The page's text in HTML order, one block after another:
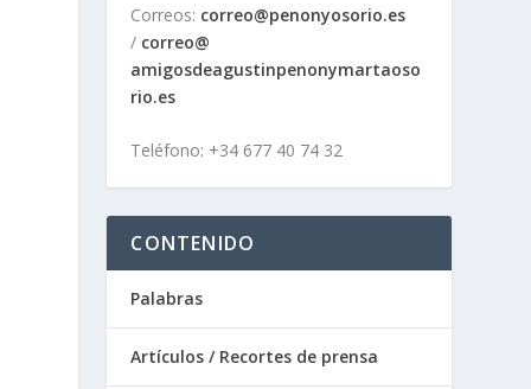
Correos: correo@penonyosorio.es
/ correo@
amigosdeagustinpenonymartaoso
rio.es
Teléfono: +34 677 40 74 32
CONTENIDO
Palabras
Artículos / Recortes de prensa